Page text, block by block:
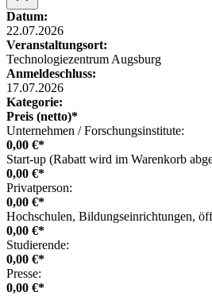
Datum:
22.07.2026
Veranstaltungsort:
Technologiezentrum Augsburg
Anmeldeschluss:
17.07.2026
Kategorie:
Preis (netto)*
Unternehmen / Forschungsinstitute:
0,00 €*
Start-up (Rabatt wird im Warenkorb
0,00 €*
Privatperson:
0,00 €*
Hochschulen, Bildungseinrichtungen,
0,00 €*
Studierende:
0,00 €*
Presse:
0,00 €*